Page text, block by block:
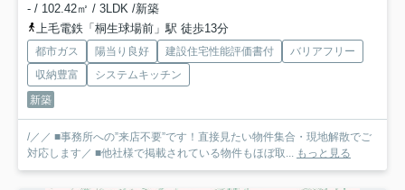
- / 102.42㎡ / 3LDK /新築
上毛電鉄「桐生球場前」駅 徒歩13分
都市ガス 陽当り良好 建設住宅性能評価書付
バリアフリー
収納豊富
システムキッチン
新築
/／／ ■事務所への”来店不要”です！直接見たい物件集合・現地解散でご
対応します／ ■他社様で掲載されている物件もほぼ取... もっと見る